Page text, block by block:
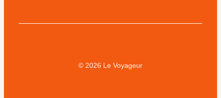
© 2026 Le Voyageur